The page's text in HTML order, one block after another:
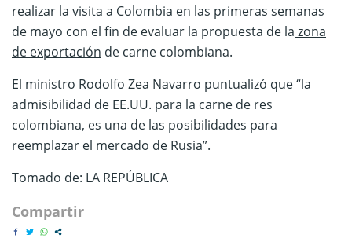
realizar la visita a Colombia en las primeras semanas
de mayo con el fin de evaluar la propuesta de la zona
de exportación de carne colombiana.
El ministro Rodolfo Zea Navarro puntualizó que “la
admisibilidad de EE.UU. para la carne de res
colombiana, es una de las posibilidades para
reemplazar el mercado de Rusia”.
Tomado de: LA REPÚBLICA
Compartir